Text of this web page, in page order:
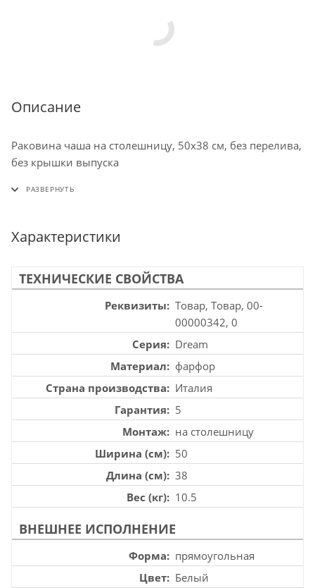
Описание
Раковина чаша на столешницу, 50х38 см, без перелива,
без крышки выпуска
Характеристики
ТЕХНИЧЕСКИЕ СВОЙСТВА
Реквизиты
Товар, Товар, 00-
00000342, 0
Серия
Dream
Материал
фарфор
Страна производства
Италия
Гарантия
5
Монтаж
на столешницу
Ширина (см)
50
Длина (см) 38
Вес (кг)
10.5
ВНЕШНЕЕ ИСПОЛНЕНИЕ
Форма
прямоугольная
Цвет
Белый